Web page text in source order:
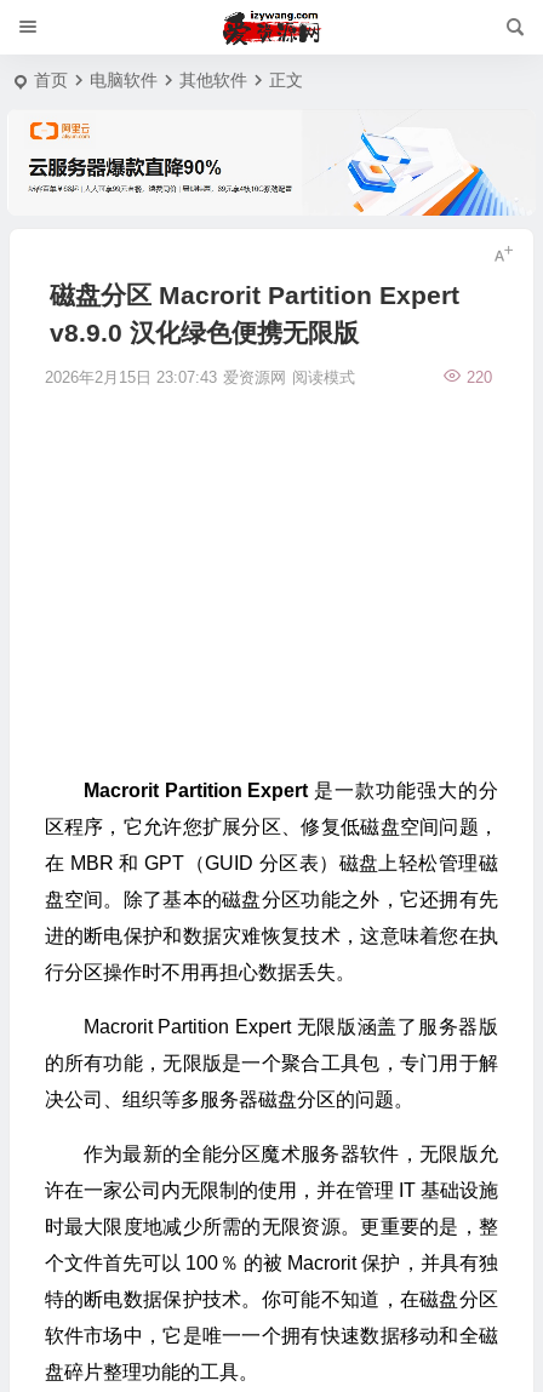
首页 电脑软件 其他软件 正文
磁盘分区 Macrorit Partition Expert
v8.9.0 汉化绿色便携无限版
2026年2月15日 23:07:43 爱资源网 220
阅读模式
Macrorit Partition Expert 是一款功能强大的分
区程序，它允许您扩展分区、修复低磁盘空间问题，
在 MBR 和 GPT（GUID 分区表）磁盘上轻松管理磁
盘空间。除了基本的磁盘分区功能之外，它还拥有先
进的断电保护和数据灾难恢复技术，这意味着您在执
行分区操作时不用再担心数据丢失。
Macrorit Partition Expert 无限版涵盖了服务器版
的所有功能，无限版是一个聚合工具包，专门用于解
决公司、组织等多服务器磁盘分区的问题。
作为最新的全能分区魔术服务器软件，无限版允
许在一家公司内无限制的使用，并在管理 IT 基础设施
时最大限度地减少所需的无限资源。更重要的是，整
个文件首先可以 100％ 的被 Macrorit 保护，并具有独
特的断电数据保护技术。你可能不知道，在磁盘分区
软件市场中，它是唯一一个拥有快速数据移动和全磁
盘碎片整理功能的工具。